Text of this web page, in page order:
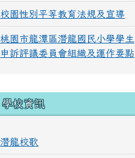
校園性別平等教育法規及宣導
桃園市龍潭區潛龍國民小學學生
申訴評議委員會組織及運作要點
學校資訊
潛龍校歌